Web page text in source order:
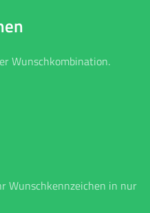
Wunschkombination.
Wunschkennzeichen in nur